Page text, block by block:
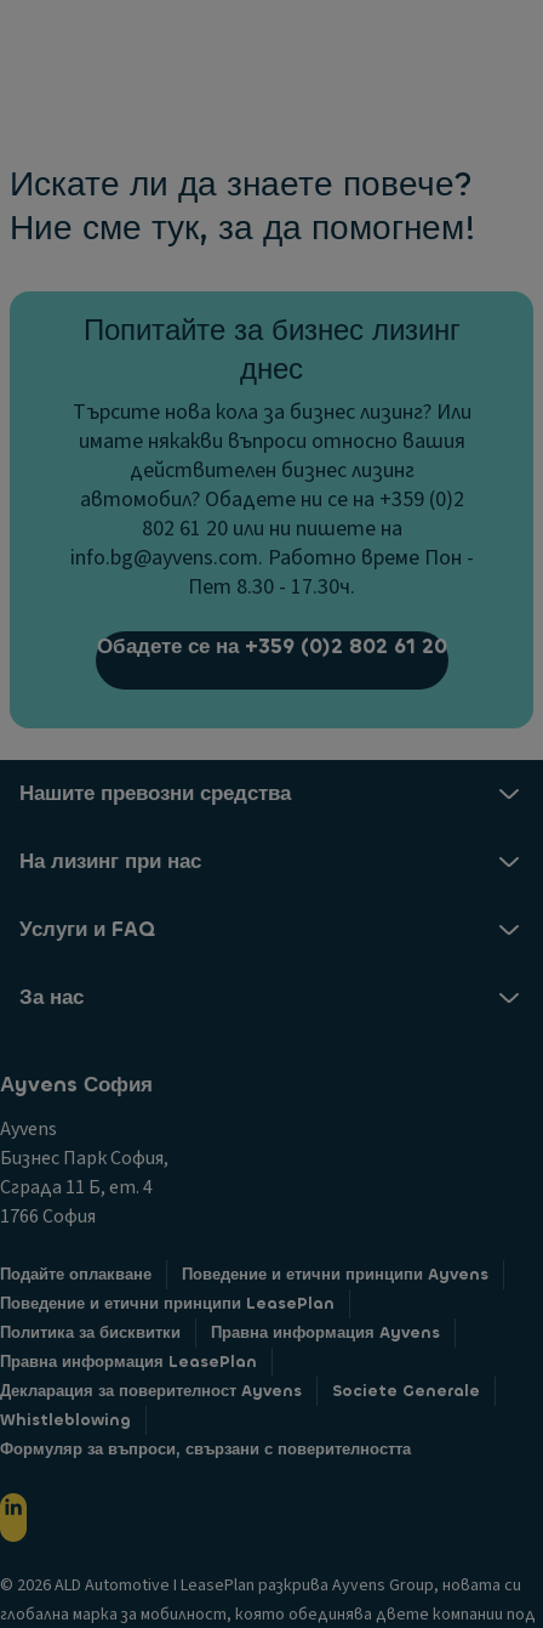
Искате ли да знаете повече?
Ние сме тук, за да помогнем!
Попитайте за бизнес лизинг
днес
Търсите нова кола за бизнес лизинг? Или
имате някакви въпроси относно вашия
действителен бизнес лизинг
автомобил? Обадете ни се на +359 (0)2
802 61 20 или ни пишете на
info.bg@ayvens.com. Работно време Пон -
Пет 8.30 - 17.30ч.
Обадете се на +359 (0)2 802 61 20
Нашите превозни средства
На лизинг при нас
Услуги и FAQ
За нас
Аyvens София
Ayvens
Бизнес Парк София,
Сграда 11 Б, ет. 4
1766 София
Подайте оплакване
Поведение и етични принципи Ayvens
Поведение и етични принципи LeasePlan
Политика за бисквитки
Правна информация Ayvens
Правна информация LeasePlan
Декларация за поверителност Ayvens
Societe Generale
Whistleblowing
Формуляр за въпроси, свързани с поверителността
© 2026 ALD Automotive I LeasePlan разкрива Ayvens Group, новата си
глобална марка за мобилност, която обединява двете компании под